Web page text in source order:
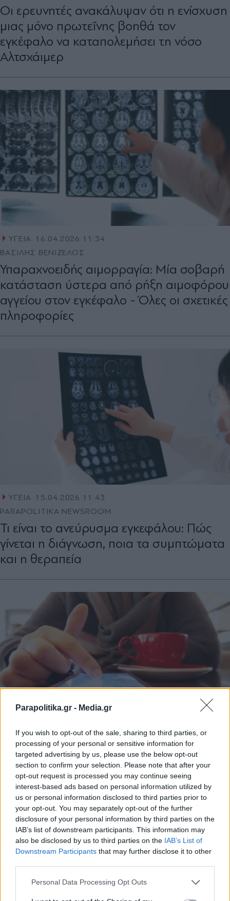
Parapolitika.gr - Media.gr
If you wish to opt-out of the sale, sharing to third parties, or
processing of your personal or sensitive information for
targeted advertising by us, please use the below opt-out
section to confirm your selection. Please note that after your
opt-out request is processed you may continue seeing
interest-based ads based on personal information utilized by
us or personal information disclosed to third parties prior to
your opt-out. You may separately opt-out of the further
disclosure of your personal information by third parties on the
IAB’s list of downstream participants. This information may
also be disclosed by us to third parties on the IAB’s List of
Downstream Participants that may further disclose it to other
Personal Data Processing Opt Outs
Οι ερευνητές ανακάλυψαν ότι η ενίσχυση
μιας μόνο πρωτεΐνης βοηθά τον
εγκέφαλο να καταπολεμήσει τη νόσο
Αλτσχάιμερ
ΥΓΕΙΑ 16.04.2026 11:34
ΒΑΣΙΛΗΣ ΒΕΝΙΖΕΛΟΣ
Υπαραχνοειδής αιμορραγία: Μία σοβαρή
κατάσταση ύστερα από ρήξη αιμοφόρου
αγγείου στον εγκέφαλο - Όλες οι σχετικές
πληροφορίες
ΥΓΕΙΑ 15.04.2026 11:43
PARAPOLITIKA NEWSROOM
Τι είναι το ανεύρυσμα εγκεφάλου: Πώς
γίνεται η διάγνωση, ποια τα συμπτώματα
και η θεραπεία
ΖΩΗ 08.04.2026 17:36
PARAPOLITIKA NEWSROOM
Το ασταμάτητο scrolling δεν είναι τυχαίο -
Ψυχολόγοι εξηγούν τι συμβαίνει στον
εγκέφαλό σου
Εγγραφή στο newsletter